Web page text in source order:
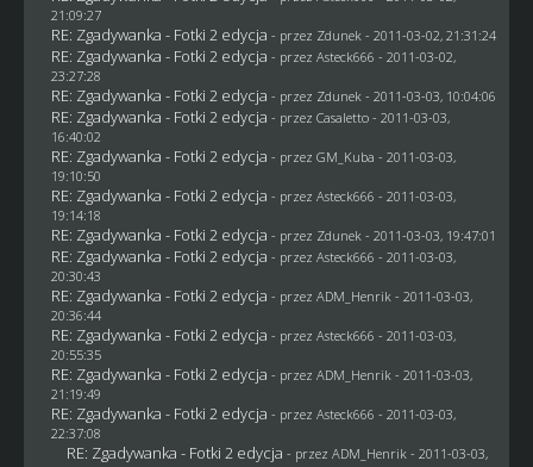
21:09:27
RE: Zgadywanka - Fotki 2 edycja - przez Zdunek - 2011-03-02, 21:31:24
RE: Zgadywanka - Fotki 2 edycja - przez Asteck666 - 2011-03-02,
23:27:28
RE: Zgadywanka - Fotki 2 edycja - przez Zdunek - 2011-03-03, 10:04:06
RE: Zgadywanka - Fotki 2 edycja - przez Casaletto- 2011-03-03,
16:40:02
RE: Zgadywanka - Fotki 2 edycja - przez GM_Kuba - 2011-03-03,
19:10:50
RE: Zgadywanka - Fotki 2 edycja - przez Asteck666 - 2011-03-03,
19:14:18
RE: Zgadywanka - Fotki 2 edycja - przez Zdunek - 2011-03-03, 19:47:01
RE: Zgadywanka - Fotki 2 edycja - przez Asteck666 - 2011-03-03,
20:30:43
RE: Zgadywanka - Fotki 2 edycja - przez ADM_Henrik - 2011-03-03,
20:36:44
RE: Zgadywanka - Fotki 2 edycja - przez Asteck666 - 2011-03-03,
20:55:35
RE: Zgadywanka - Fotki 2 edycja - przez ADM_Henrik - 2011-03-03,
21:19:49
RE: Zgadywanka - Fotki 2 edycja - przez Asteck666 - 2011-03-03,
22:37:08
RE: Zgadywanka - Fotki 2 edycja - przez ADM_Henrik - 2011-03-03,